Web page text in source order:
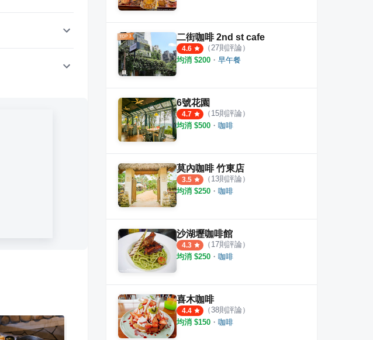
二街咖啡 2nd st cafe
4.6 （27則評論）
均消 $200 ・ 早午餐
6號花園
4.7 （ 15則評論）
均消 $500 ・ 咖啡
莫內咖啡 竹東店
3.5 （ 13則評論）
均消 $250 ・ 咖啡
沙湖壢咖啡館
4.3 （ 17則評論）
均消 $250 ・ 咖啡
喜木咖啡
4.4 （38則評論）
均消 $150 ・ 咖啡